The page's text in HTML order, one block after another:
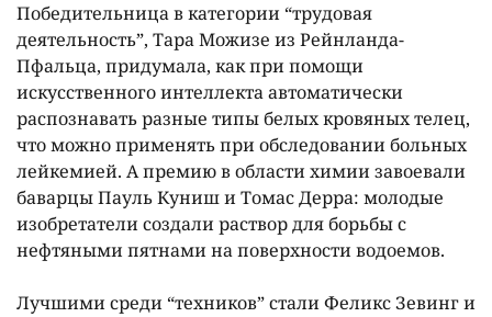
Победительница в категории “трудовая
деятельность”, Тара Можизе из Рейнланда-
Пфальца, придумала, как при помощи
искусственного интеллекта автоматически
распознавать разные типы белых кровяных телец,
что можно применять при обследовании больных
лейкемией. А премию в области химии завоевали
баварцы Пауль Куниш и Томас Дерра: молодые
изобретатели создали раствор для борьбы с
нефтяными пятнами на поверхности водоемов.
Лучшими среди “техников” стали Феликс Зевинг и